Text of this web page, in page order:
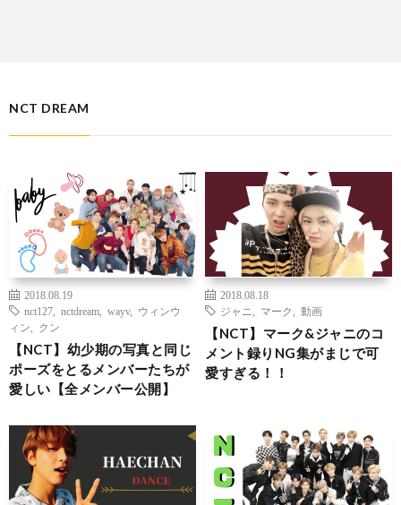
NCT DREAM
2018.08.19
nct127
nctdream wayv, ウィンウ
ィン
クン
【NCT】幼少期の写真と同じ
ポーズをとるメンバーたちが
愛しい【全メンバー公開】
2018.08.18
ジャニ
マーク 動画
【NCT】マーク&ジャニのコ
メント録りNG集がまじで可
愛すぎる！！